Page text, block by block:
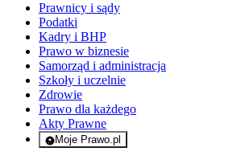
Prawnicy i sądy
Podatki
Kadry i BHP
Prawo w biznesie
Samorząd i administracja
Szkoły i uczelnie
Zdrowie
Prawo dla każdego
Akty Prawne
Moje Prawo.pl
- rejestracja i logowanie do serwisu